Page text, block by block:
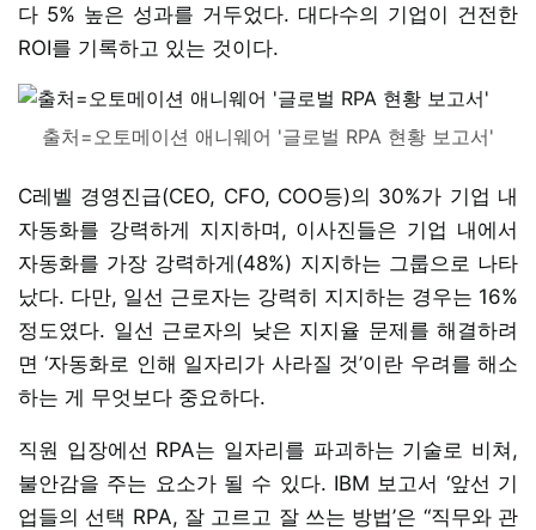
다 5% 높은 성과를 거두었다. 대다수의 기업이 건전한
ROI를 기록하고 있는 것이다.
출처=오토메이션 애니웨어 '글로벌 RPA 현황 보고서'
C레벨 경영진급(CEO, CFO, COO등)의 30%가 기업 내
자동화를 강력하게 지지하며, 이사진들은 기업 내에서
자동화를 가장 강력하게(48%) 지지하는 그룹으로 나타
났다. 다만, 일선 근로자는 강력히 지지하는 경우는 16%
정도였다. 일선 근로자의 낮은 지지율 문제를 해결하려
면 ‘자동화로 인해 일자리가 사라질 것’이란 우려를 해소
하는 게 무엇보다 중요하다.
직원 입장에선 RPA는 일자리를 파괴하는 기술로 비쳐,
불안감을 주는 요소가 될 수 있다. IBM 보고서 ‘앞선 기
업들의 선택 RPA, 잘 고르고 잘 쓰는 방법’은 “직무와 관